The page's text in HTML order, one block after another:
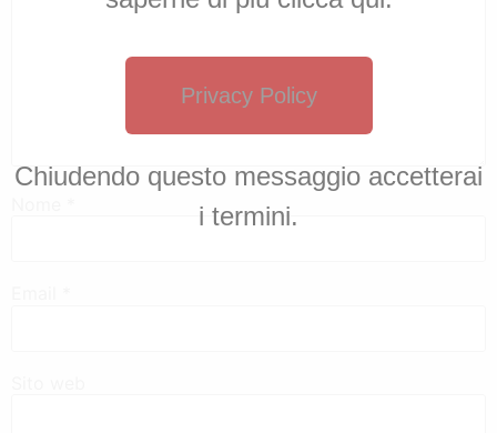
Privacy Policy
Chiudendo questo messaggio accetterai
i termini.